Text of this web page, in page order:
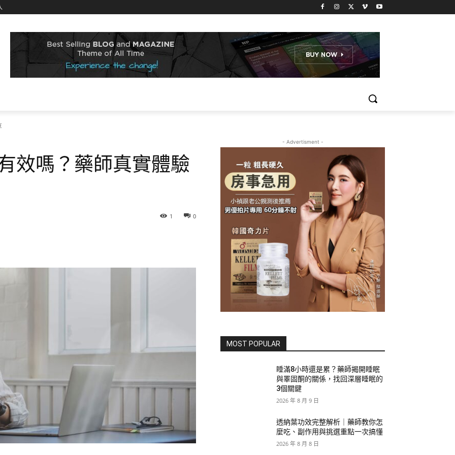
效嗎？藥師真實體驗
0
1
- Advertisment -
MOST POPULAR
睡滿8小時還是累？藥師揭開睡眠
與睪固酮的關係，找回深層睡眠的
3個關鍵
2026 年 8 月 9 日
透納葉功效完整解析｜藥師教你怎
麼吃、副作用與挑選重點一次搞懂
2026 年 8 月 8 日